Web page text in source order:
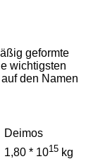
geformte
wichtigsten
den Namen
Deimos
1,80 * 1015 kg